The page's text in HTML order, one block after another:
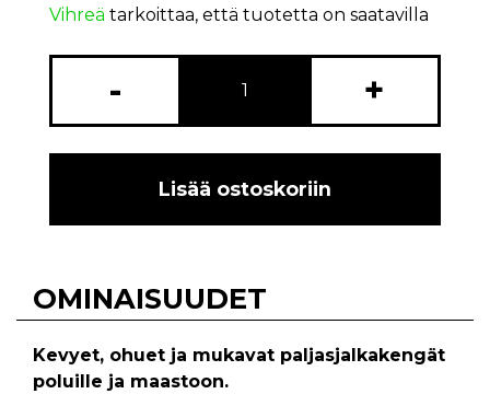
Vihreä tarkoittaa, että tuotetta on saatavilla
- +
Lisää ostoskoriin
OMINAISUUDET
Kevyet, ohuet ja mukavat paljasjalkakengät
poluille ja maastoon.